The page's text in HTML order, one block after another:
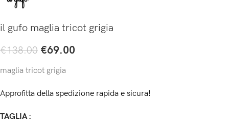
il gufo maglia tricot grigia
€138.00 €69.00
maglia tricot grigia
Approfitta della spedizione rapida e sicura!
TAGLIA